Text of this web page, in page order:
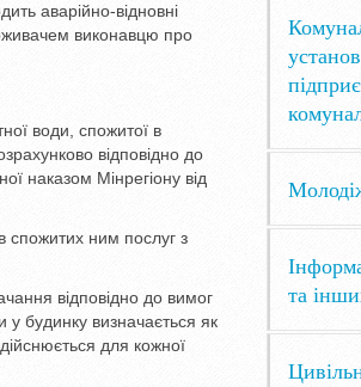
аварійно-відновні
виконавцю про
води, спожитої в
відповідно до
наказом Мінрегіону від
спожитих ним послуг з
відповідно до вимог
у будинку визначається як
для кожної
та